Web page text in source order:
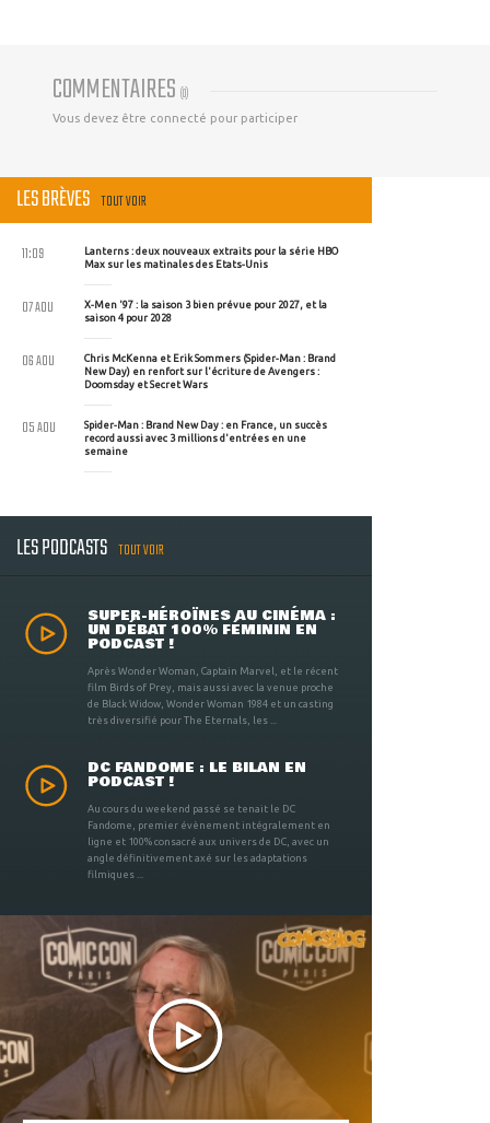
COMMENTAIRES (0)
Vous devez être connecté pour participer
LES BRÈVES TOUT VOIR
Lanterns : deux nouveaux extraits pour la série HBO
Max sur les matinales des Etats-Unis
11:09
X-Men '97 : la saison 3 bien prévue pour 2027, et la
saison 4 pour 2028
07 AOU
Chris McKenna et Erik Sommers (Spider-Man : Brand
New Day) en renfort sur l'écriture de Avengers :
Doomsday et Secret Wars
06 AOU
Spider-Man : Brand New Day : en France, un succès
record aussi avec 3 millions d'entrées en une
semaine
05 AOU
LES PODCASTS TOUT VOIR
SUPER-HÉROÏNES AU CINÉMA :
UN DÉBAT 100% FÉMININ EN
PODCAST !
Après Wonder Woman, Captain Marvel, et le récent
film Birds of Prey, mais aussi avec la venue proche
de Black Widow, Wonder Woman 1984 et un casting
très diversifié pour The Eternals, les ...
DC FANDOME : LE BILAN EN
PODCAST !
Au cours du weekend passé se tenait le DC
Fandome, premier évènement intégralement en
ligne et 100% consacré aux univers de DC, avec un
angle définitivement axé sur les adaptations
filmiques ...